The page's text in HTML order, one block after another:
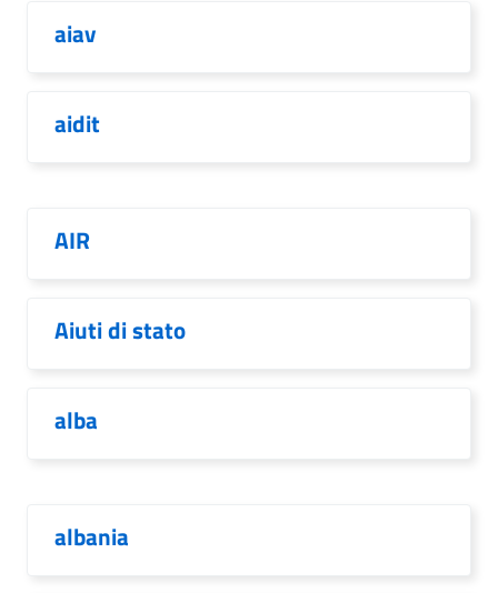
aiav
aidit
AIR
Aiuti di stato
alba
albania